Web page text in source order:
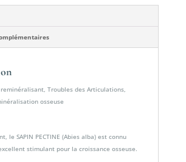
Troubles des Articulations,
osseuse
le SAPIN PECTINE (Abies alba) est connu
stimulant pour la croissance osseuse.